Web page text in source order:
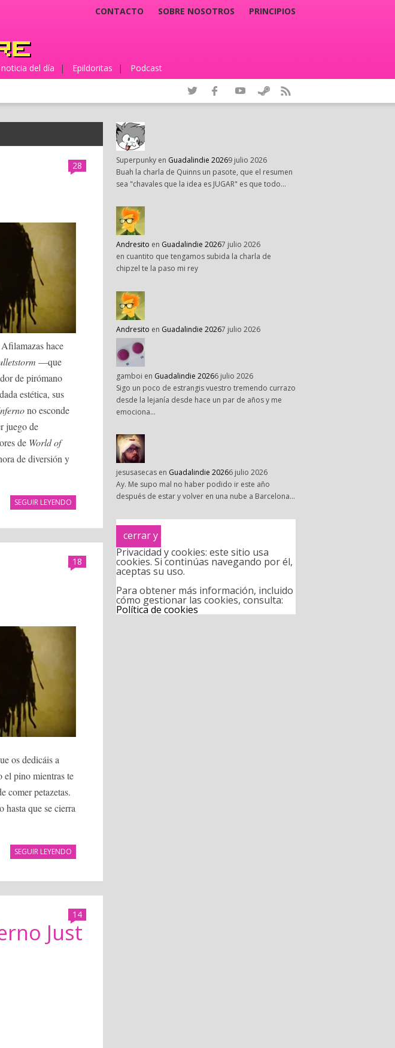
CONTACTO SOBRE NOSOTROS PRINCIPIOS
del día | Epildoritas | Podcast
28
hace
—que
de pirómano
estética, sus
no esconde
juego de
de World of
de diversión y
SEGUIR LEYENDO
18
os dedicáis a
el pino mientras te
comer petazetas.
que se cierra
SEGUIR LEYENDO
14
Just
Superpunky en Guadalindie 20269 julio 2026
Buah la charla de Quinns un pasote, que el resumen
sea "chavales que la idea es JUGAR" es que todo…
Andresito en Guadalindie 20267 julio 2026
en cuantito que tengamos subida la charla de
chipzel te la paso mi rey
Andresito en Guadalindie 20267 julio 2026
gamboi en Guadalindie 20266 julio 2026
Sigo un poco de estrangis vuestro tremendo currazo
desde la lejanía desde hace un par de años y me
emociona…
jesusasecas en Guadalindie 20266 julio 2026
Ay. Me supo mal no haber podido ir este año
después de estar y volver en una nube a Barcelona…
Privacidad y cookies: este sitio usa
cookies. Si continúas navegando por él,
aceptas su uso.
Para obtener más información, incluido
cómo gestionar las cookies, consulta:
Política de cookies